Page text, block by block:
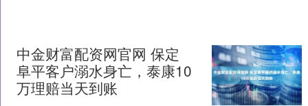
中金财富配资网官网 保定
阜平客户溺水身亡，泰康10
万理赔当天到账